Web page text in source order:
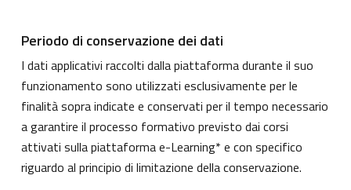
Periodo di conservazione dei dati
I dati applicativi raccolti dalla piattaforma durante il suo
funzionamento sono utilizzati esclusivamente per le
finalità sopra indicate e conservati per il tempo necessario
a garantire il processo formativo previsto dai corsi
attivati sulla piattaforma e-Learning* e con specifico
riguardo al principio di limitazione della conservazione.